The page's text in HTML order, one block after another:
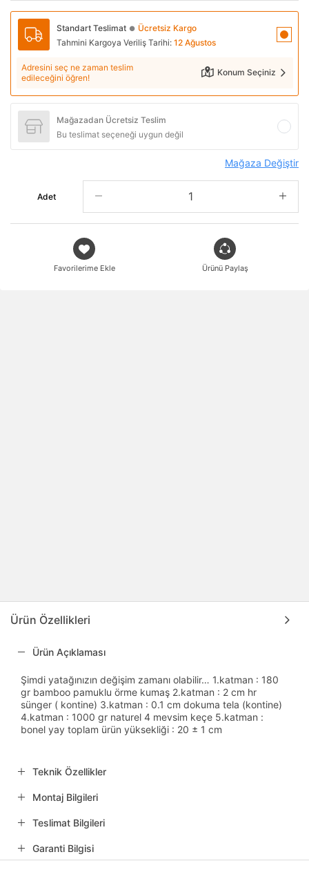
Standart Teslimat ● Ücretsiz Kargo
Tahmini Kargoya Veriliş Tarihi: 12 Ağustos
Adresini seç ne zaman teslim
edileceğini öğren!
Konum Seçiniz
Mağazadan Ücretsiz Teslim
Bu teslimat seçeneği uygun değil
Mağaza Değiştir
Adet
Favorilerime Ekle Ürünü Paylaş
Ürün Özellikleri
Ürün Açıklaması
Şimdi yatağınızın değişim zamanı olabilir… 1.katman : 180
gr bamboo pamuklu örme kumaş 2.katman : 2 cm hr
sünger ( kontine) 3.katman : 0.1 cm dokuma tela (kontine)
4.katman : 1000 gr naturel 4 mevsim keçe 5.katman :
bonel yay toplam ürün yüksekliği : 20 ± 1 cm
Teknik Özellikler
Montaj Bilgileri
Teslimat Bilgileri
Garanti Bilgisi